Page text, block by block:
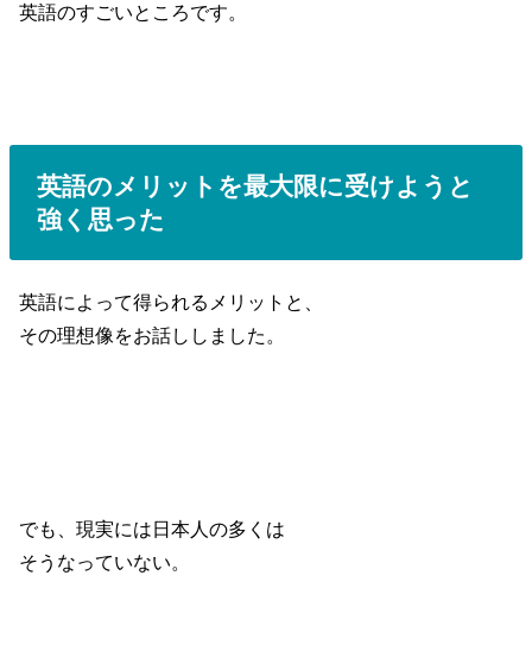
英語のすごいところです。
英語のメリットを最大限に受けようと
強く思った
英語によって得られるメリットと、
その理想像をお話ししました。
でも、現実には日本人の多くは
そうなっていない。